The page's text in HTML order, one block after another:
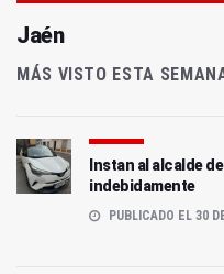
Jaén
MÁS VISTO ESTA
Instan al alcalde
indebidamente
PUBLICADO EL 30